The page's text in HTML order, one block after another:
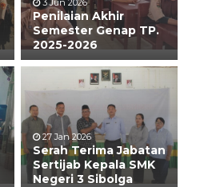
3 Jun 2026
Penilaian Akhir
Semester Genap TP.
2025-2026
27 Jan 2026
Serah Terima Jabatan
Sertijab Kepala SMK
Negeri 3 Sibolga